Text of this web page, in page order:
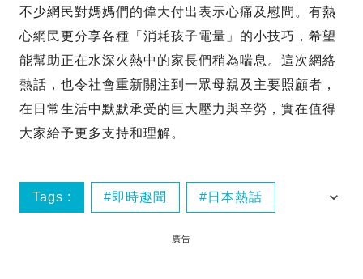
不少網民對媽媽們的偉大付出表示心痛及慰問。有熱
心網民更分享各種「消耗孩子電量」的小技巧，希望
能幫助正在水深火熱中的家長們稍為喘息。這次網絡
熱話，也令社會重新關注到一眾母親及主要照顧者，
在日常生活中默默承受的巨大壓力與辛勞，實在值得
大家給予更多支持和理解。
Tags : 即時趣聞 日本熱話
廣告